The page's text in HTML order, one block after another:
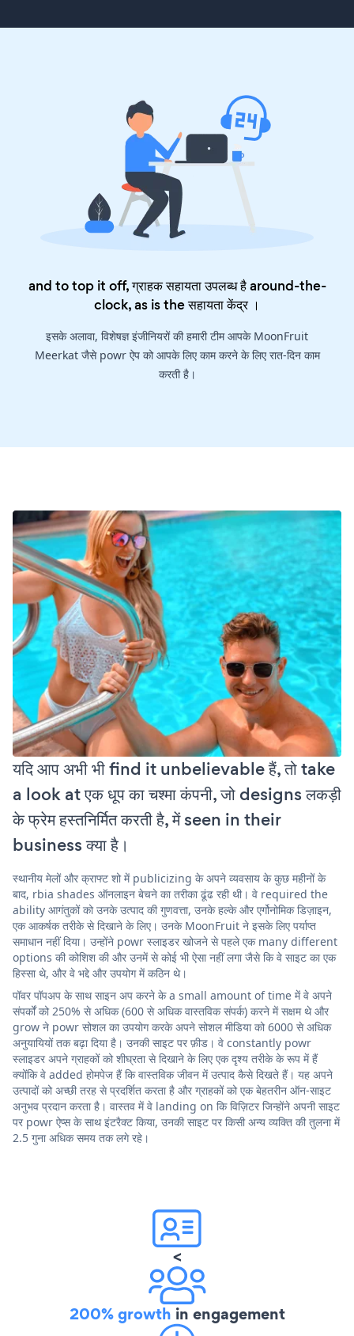
and to top it off, ग्राहक सहायता उपलब्ध है around-the-
clock, as is theसहायता केंद्र।
इसके अलावा, विशेषज्ञ इंजीनियरों की हमारी टीम आपके MoonFruit
Meerkat जैसे powr ऐप को आपके लिए काम करने के लिए रात-दिन काम
करती है।
यदि आप अभी भी find it unbelievable हैं, तो take
a look at एक धूप का चश्मा कंपनी, जो designs लकड़ी
के फ्रेम हस्तनिर्मित करती है, में seen in their
business क्या है।
स्थानीय मेलों और क्राफ्ट शो में publicizing के अपने व्यवसाय के कुछ महीनों के
बाद, rbia shades ऑनलाइन बेचने का तरीका ढूंढ रही थी। वे required the
ability आगंतुकों को उनके उत्पाद की गुणवत्ता, उनके हल्के और एर्गोनोमिक डिज़ाइन,
एक आकर्षक तरीके से दिखाने के लिए। उनके MoonFruit ने इसके लिए पर्याप्त
समाधान नहीं दिया। उन्होंने powr स्लाइडर खोजने से पहले एक many different
options की कोशिश की और उनमें से कोई भी ऐसा नहीं लगा जैसे कि वे साइट का एक
हिस्सा थे, और वे भद्दे और उपयोग में कठिन थे।
पॉवर पॉपअप के साथ साइन अप करने के a small amount of time में वे अपने
संपर्कों को 250% से अधिक (600 से अधिक वास्तविक संपर्क) करने में सक्षम थे और
grow ने powr सोशल का उपयोग करके अपने सोशल मीडिया को 6000 से अधिक
अनुयायियों तक बढ़ा दिया है। उनकी साइट पर फ़ीड। वे constantly powr
स्लाइडर अपने ग्राहकों को शीघ्रता से दिखाने के लिए एक दृश्य तरीके के रूप में हैं
क्योंकि वे added होमपेज हैं कि वास्तविक जीवन में उत्पाद कैसे दिखते हैं। यह अपने
उत्पादों को अच्छी तरह से प्रदर्शित करता है और ग्राहकों को एक बेहतरीन ऑन-साइट
अनुभव प्रदान करता है। वास्तव में वे landing on कि विज़िटर जिन्होंने अपनी साइट
पर powr ऐप्स के साथ इंटरैक्ट किया, उनकी साइट पर किसी अन्य व्यक्ति की तुलना में
2.5 गुना अधिक समय तक लगे रहे।
<
200% growth in engagement